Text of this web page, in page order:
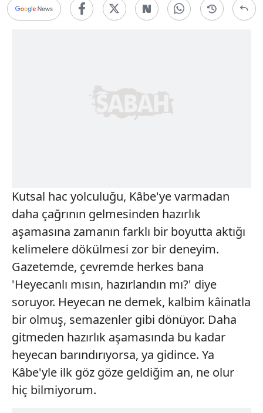
Kutsal hac yolculuğu, Kâbe'ye varmadan
daha çağrının gelmesinden hazırlık
aşamasına zamanın farklı bir boyutta aktığı
kelimelere dökülmesi zor bir deneyim.
Gazetemde, çevremde herkes bana
'Heyecanlı mısın, hazırlandın mı?' diye
soruyor. Heyecan ne demek, kalbim kâinatla
bir olmuş, semazenler gibi dönüyor. Daha
gitmeden hazırlık aşamasında bu kadar
heyecan barındırıyorsa, ya gidince. Ya
Kâbe'yle ilk göz göze geldiğim an, ne olur
hiç bilmiyorum.